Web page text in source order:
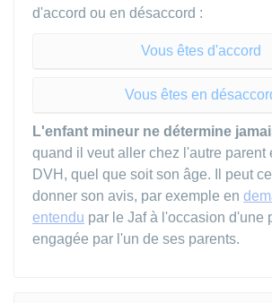
d'accord ou en désaccord :
Vous êtes d'accord
Vous êtes en
L'enfant mineur ne détermine
quand il veut aller chez l'autre parent
DVH , quel que soit son âge. Il peut
donner son avis, par exemple en
entendu par le Jafà l'occasion d'une
engagée par l'un de ses parents.